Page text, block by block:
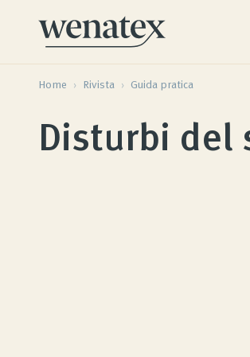
Home › Rivista › Guida pratica
Disturbi del